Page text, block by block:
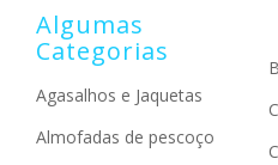
Algumas
Categorias
Agasalhos e Jaquetas
Almofadas de pescoço